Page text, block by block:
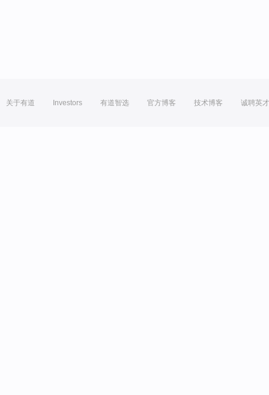
关于有道 Investors 有道智选 官方博客 技术博客 诚聘英才